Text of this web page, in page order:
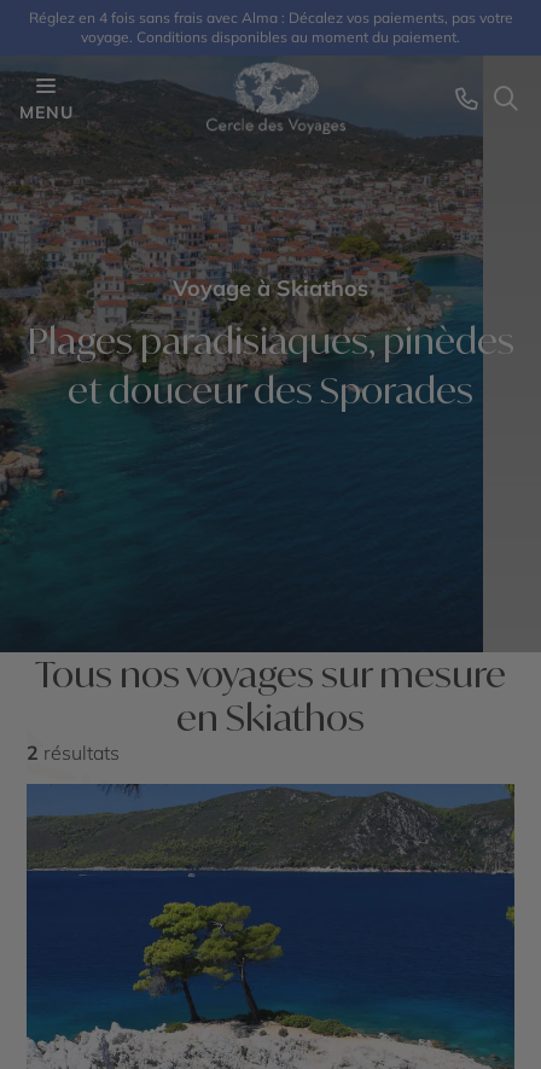
Réglez en 4 fois sans frais avec Alma : Décalez vos paiements, pas votre
voyage. Conditions disponibles au moment du paiement.
MENU
Voyage à Skiathos
Plages paradisiaques, pinèdes
et douceur des Sporades
Tous nos voyages sur mesure
en Skiathos
2 résultats